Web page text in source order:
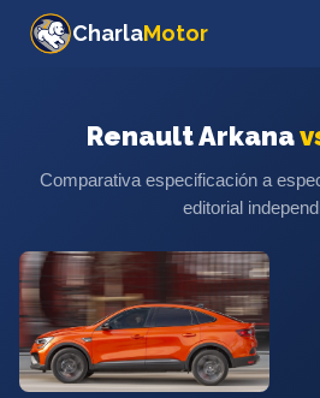
CharlaMotor
Renault Arkana
Comparativa especificación a
editorial